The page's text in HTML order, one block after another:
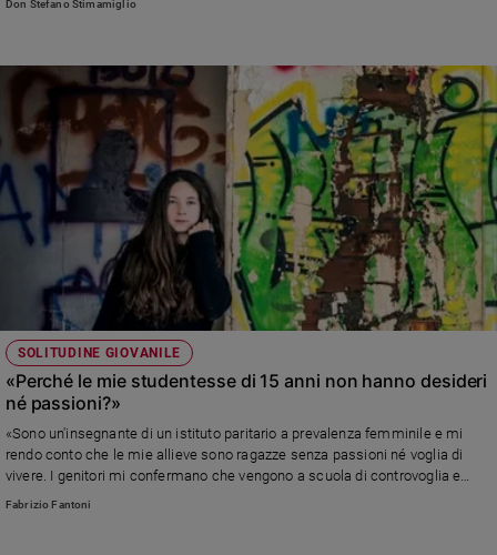
Don Stefano Stimamiglio
SOLITUDINE GIOVANILE
«Perché le mie studentesse di 15 anni non hanno desideri
né passioni?»
«Sono un'insegnante di un istituto paritario a prevalenza femminile e mi
rendo conto che le mie allieve sono ragazze senza passioni né voglia di
vivere. I genitori mi confermano che vengono a scuola di controvoglia e
molte di loro le trovo spesso isolate e circondate da poche amiche. Mi
Fabrizio Fantoni